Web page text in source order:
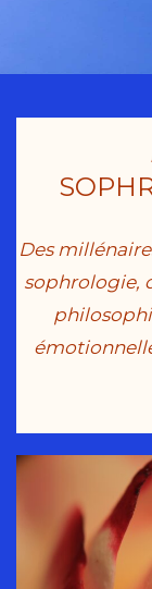
Des
sophrologie,